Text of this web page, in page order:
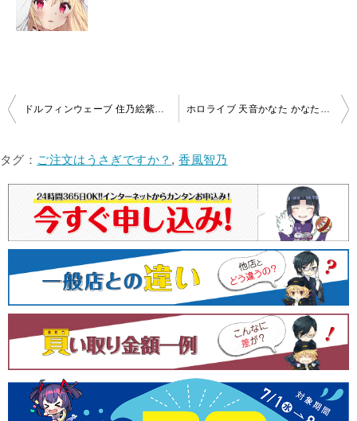
投
ナ
シ
ョ
タグ： ご注文はうさぎですか？ ,香風智乃